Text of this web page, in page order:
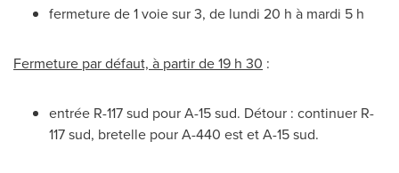
fermeture de 1 voie sur 3, de lundi 20 h à mardi 5 h
Fermeture par défaut, à partir de 19 h 30 :
entrée R-117 sud pour A-15 sud. Détour : continuer R-
117 sud, bretelle pour A-440 est et A-15 sud.